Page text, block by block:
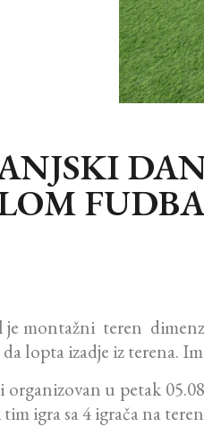
montažni teren
da lopta izadje iz terena.
u petak
igra sa 4 igrača na